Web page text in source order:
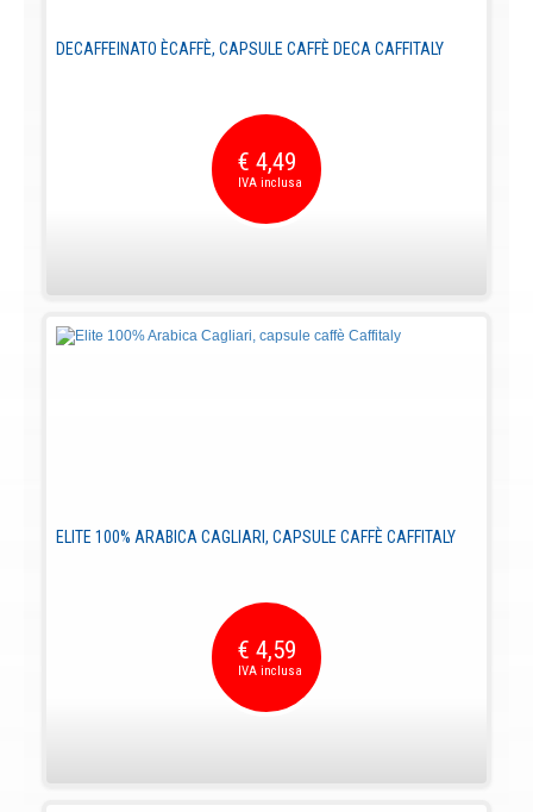
DECAFFEINATO ÈCAFFÈ, CAPSULE CAFFÈ DECA CAFFITALY
€ 4,49
ELITE 100% ARABICA CAGLIARI, CAPSULE CAFFÈ CAFFITALY
€ 4,59